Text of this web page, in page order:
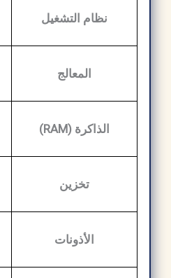
نظام التشغيل
المعالج
الذاكرة (RAM)
تخزين
الأذونات